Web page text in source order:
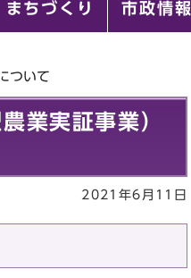
まちづくり 市政情報
ついて
実証事業）
2021年6月11日